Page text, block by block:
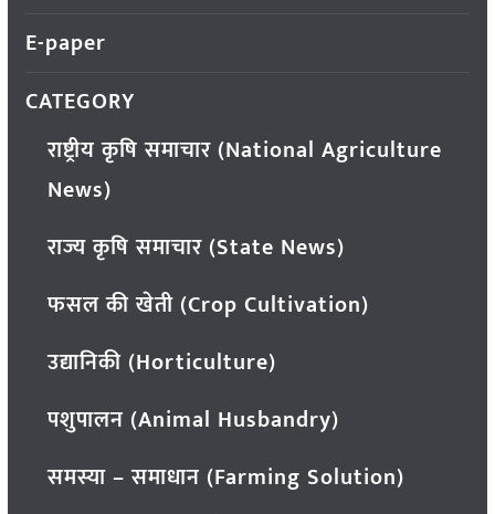
E-paper
CATEGORY
राष्ट्रीय कृषि समाचार (National Agriculture
News)
राज्य कृषि समाचार (State News)
फसल की खेती (Crop Cultivation)
उद्यानिकी (Horticulture)
पशुपालन (Animal Husbandry)
समस्या – समाधान (Farming Solution)